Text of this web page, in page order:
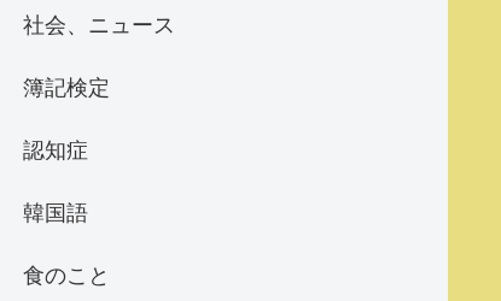
社会、ニュース
簿記検定
認知症
韓国語
食のこと